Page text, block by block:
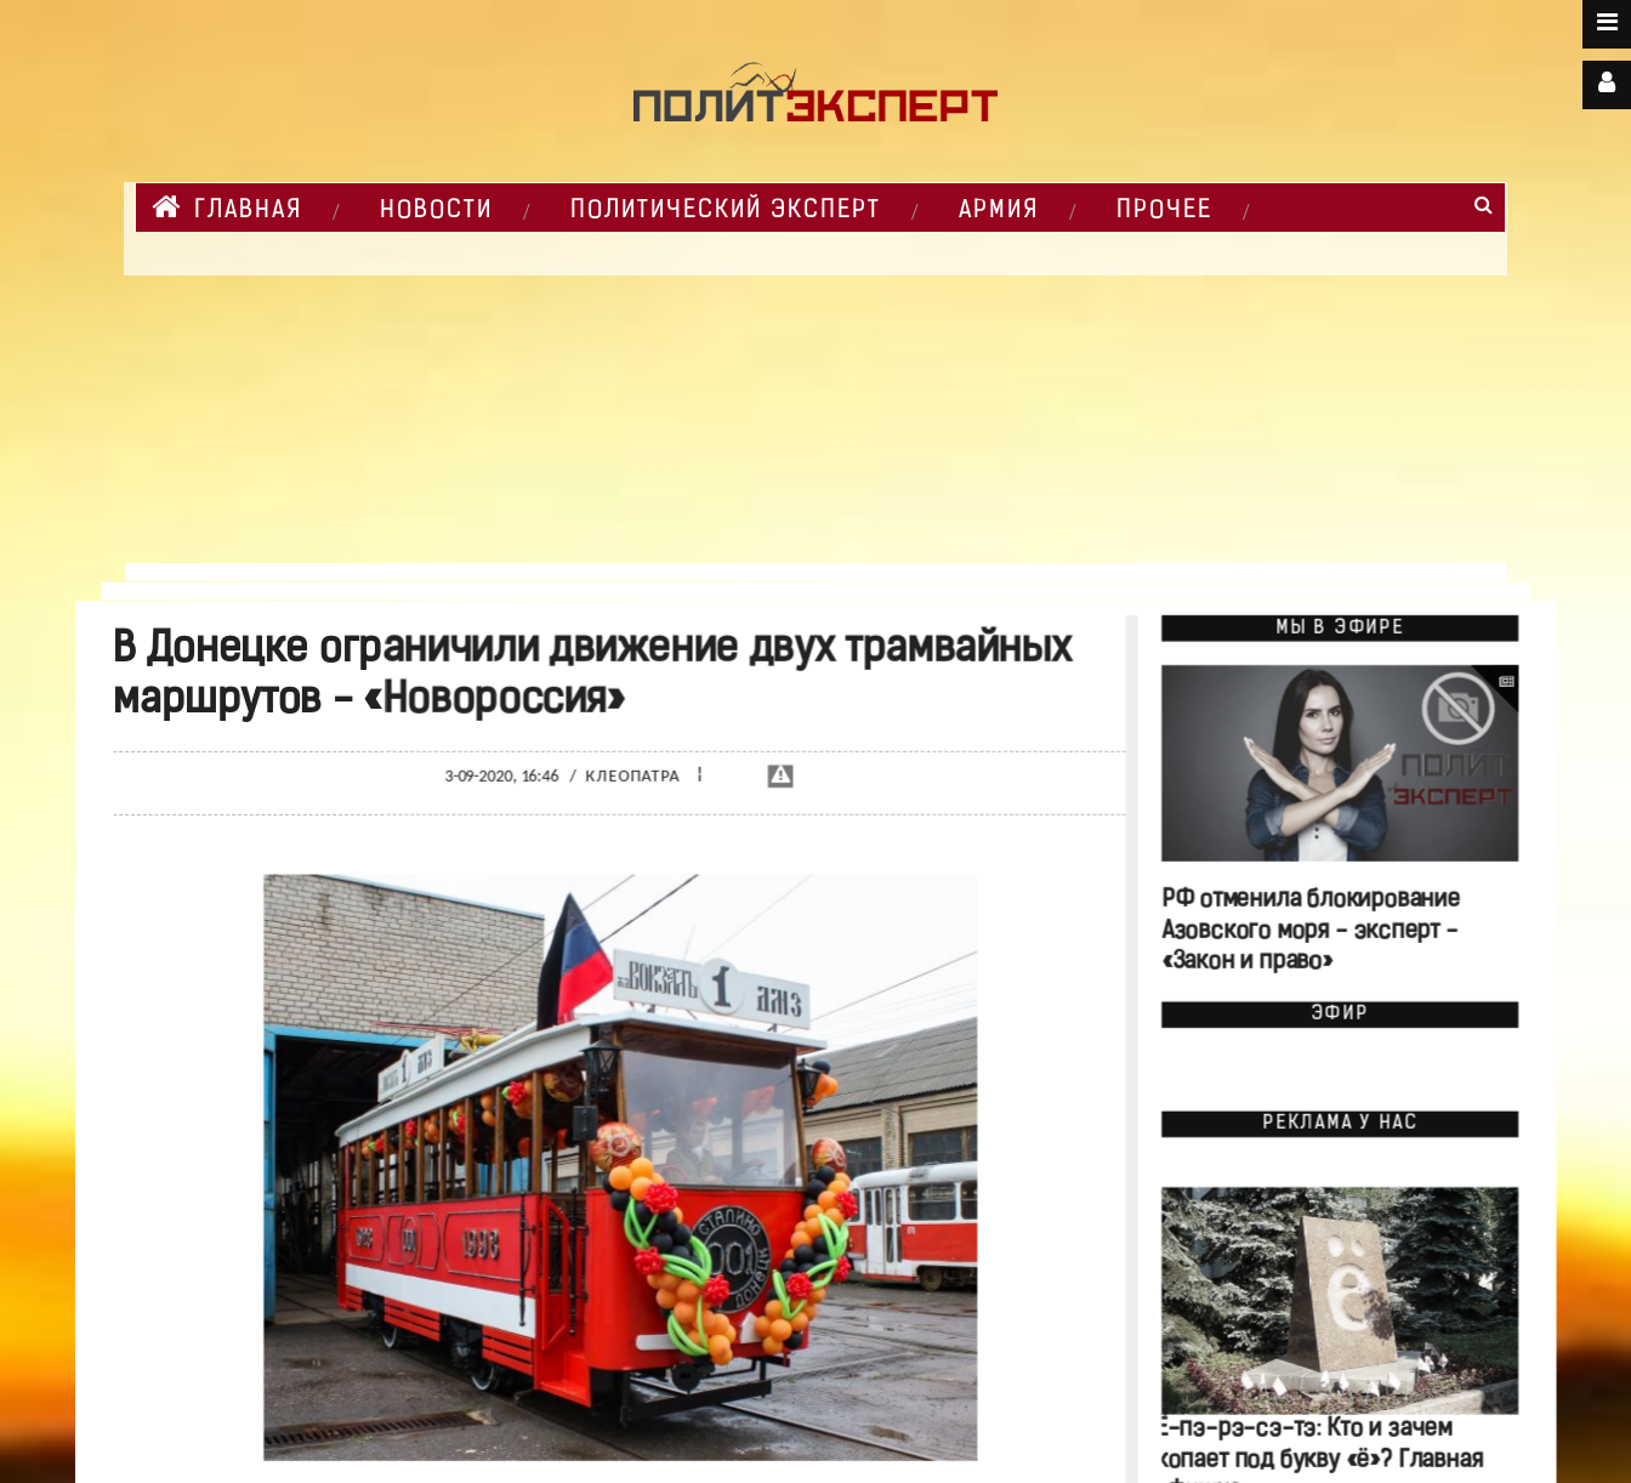
ГЛАВНАЯ НОВОСТИ ПОЛИТИЧЕСКИЙ ЭКСПЕРТ АРМИЯ ПРОЧЕЕ
В Донецке ограничили движение двух трамвайных
маршрутов - «Новороссия»
3-09-2020, 16:46 / КЛЕОПАТРА ¦
МЫ В ЭФИРЕ
РФ отменила блокирование
Азовского моря - эксперт -
«Закон и право»
ЭФИР
РЕКЛАМА У НАС
Ё-пэ-рэ-сэ-тэ: Кто и зачем
копает под букву «ё»? Главная